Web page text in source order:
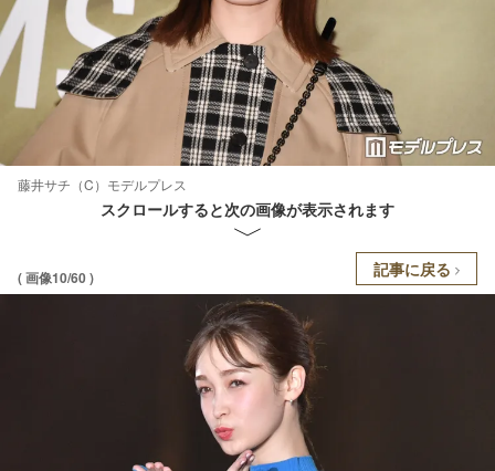
藤井サチ（C）モデルプレス
スクロールすると次の画像が表示されます
( 画像10/60 ) 記事に戻る